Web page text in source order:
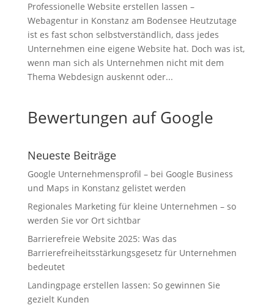
Professionelle Website erstellen lassen –
Webagentur in Konstanz am Bodensee Heutzutage
ist es fast schon selbstverständlich, dass jedes
Unternehmen eine eigene Website hat. Doch was ist,
wenn man sich als Unternehmen nicht mit dem
Thema Webdesign auskennt oder...
Bewertungen auf Google
Neueste Beiträge
Google Unternehmensprofil – bei Google Business
und Maps in Konstanz gelistet werden
Regionales Marketing für kleine Unternehmen – so
werden Sie vor Ort sichtbar
Barrierefreie Website 2025: Was das
Barrierefreiheitsstärkungsgesetz für Unternehmen
bedeutet
Landingpage erstellen lassen: So gewinnen Sie
gezielt Kunden